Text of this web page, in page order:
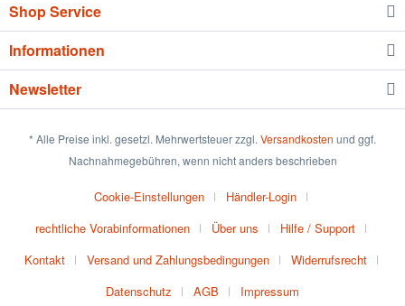
Shop Service
Informationen
Newsletter
* Alle Preise inkl. gesetzl. Mehrwertsteuer zzgl. Versandkosten und ggf.
Nachnahmegebühren, wenn nicht anders beschrieben
Cookie-Einstellungen
Händler-Login
rechtliche Vorabinformationen
Über uns
Hilfe / Support
Kontakt
Versand und Zahlungsbedingungen
Widerrufsrecht
Datenschutz
AGB Impressum